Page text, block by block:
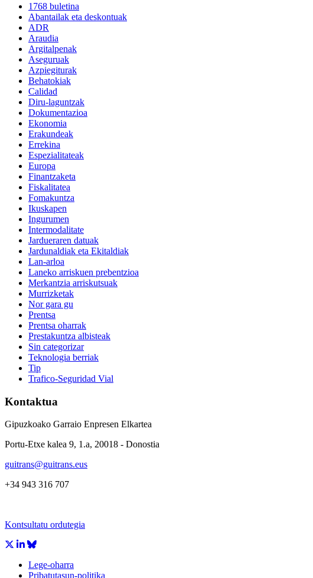
1768 buletina
Abantailak eta deskontuak
ADR
Araudia
Argitalpenak
Aseguruak
Azpiegiturak
Behatokiak
Calidad
Diru-laguntzak
Dokumentazioa
Ekonomia
Erakundeak
Errekina
Espezialitateak
Europa
Finantzaketa
Fiskalitatea
Fomakuntza
Ikuskapen
Ingurumen
Intermodalitate
Jardueraren datuak
Jardunaldiak eta Ekitaldiak
Lan-arloa
Laneko arriskuen prebentzioa
Merkantzia arriskutsuak
Murrizketak
Nor gara gu
Prentsa
Prentsa oharrak
Prestakuntza albisteak
Sin categorizar
Teknologia berriak
Tip
Trafico-Seguridad Vial
Kontaktua
Gipuzkoako Garraio Enpresen Elkartea
Portu-Etxe kalea 9, 1.a, 20018 - Donostia
guitrans@guitrans.eus
+34 943 316 707
Kontsultatu ordutegia
Lege-oharra
Pribatutasun-politika